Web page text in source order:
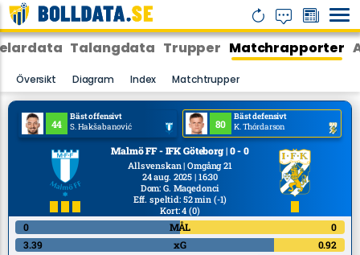
Talangdata Trupper Matchrapporter
Översikt Diagram Index Matchtrupper
Malmö FF - IFK Göteborg | 0 - 0
Allsvenskan | Omgång 21
24 aug. 2025 | 16:30
Dom: G. Maqedonci
Eff. speltid: 52 min (-1)
Kort: 4(0)
44
Bäst offensivt
S. Hakšabanović
80
Bäst defensivt
K. Thórdarson
0 MÅL
0
3.39
xG
0.92